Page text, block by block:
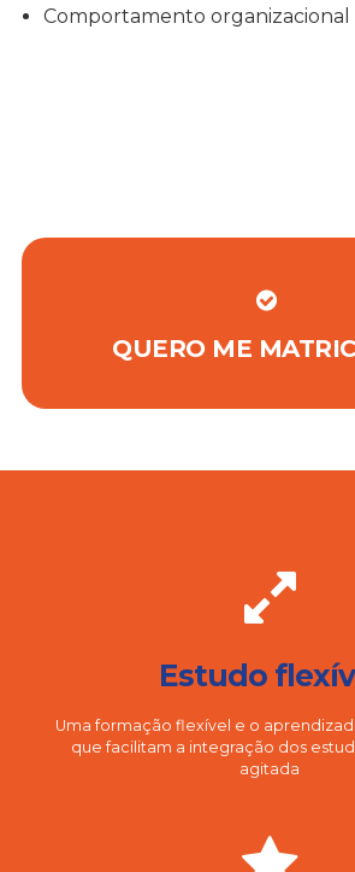
Comportamento organizacional
QUERO ME
Estudo
Uma formação flexível e o
que facilitam a integração dos
agitada